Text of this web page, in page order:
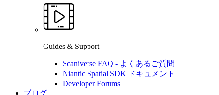
Guides & Support
Scaniverse FAQ - よくあるご質問
Niantic Spatial SDK ドキュメント
Developer Forums
ブログ